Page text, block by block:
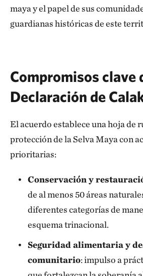
maya y el papel de sus
guardianas históricas de este
Compromisos clave
Declaración de
El acuerdo establece una hoja de
protección de la Selva Maya con
prioritarias:
Conservación y
de al menos 50 áreas
diferentes categorías de
esquema trinacional.
Seguridad alimentaria y
comunitario: impulso a